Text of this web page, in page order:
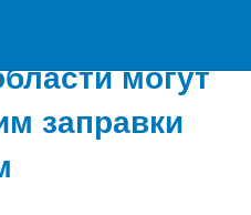
могут
заправки